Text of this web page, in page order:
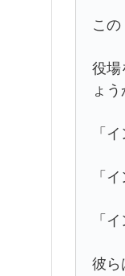
こ
役場
ょう
「
「
「
彼ら